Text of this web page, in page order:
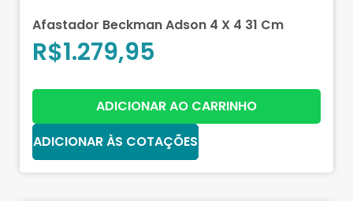
Afastador Beckman Adson 4 X 4 31 Cm
R$1.279,95
ADICIONAR AO CARRINHO
ADICIONAR ÀS COTAÇÕES